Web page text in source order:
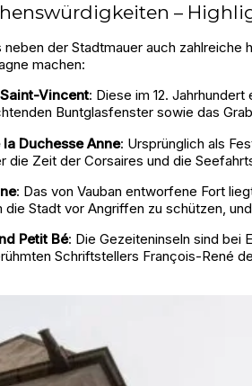
–
neben der Stadtmauer auch
machen:
Vincent: Diese im 12.
Buntglasfenster sowie das
Duchesse Anne: Ursprünglich als
die Zeit der Corsaires und die
: Das von Vauban entworfene Fort
die Stadt vor Angriffen zu schützen,
Petit Bé: Die Gezeiteninseln sind bei
Schriftstellers François-René